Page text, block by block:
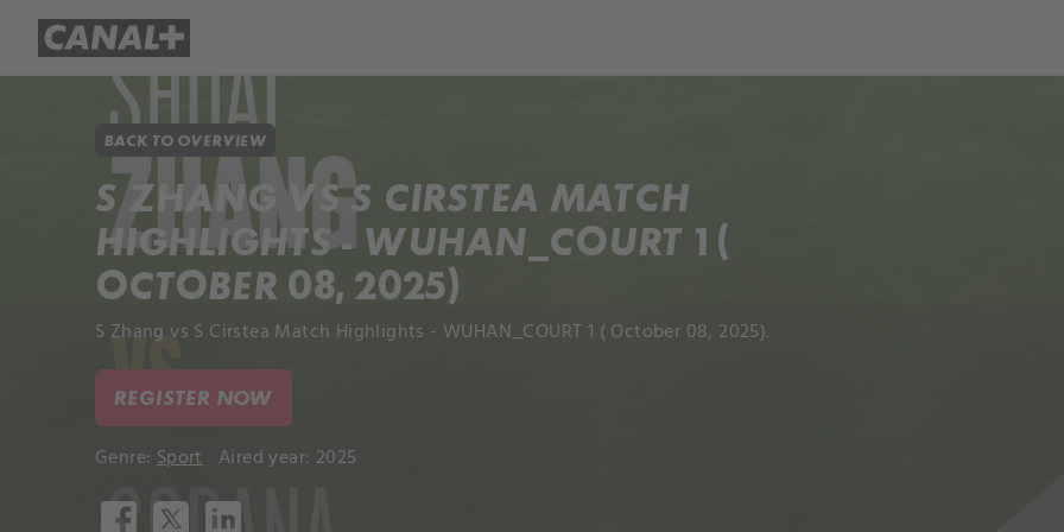
BACK TO OVERVIEW
S ZHANG VS S CIRSTEA MATCH
HIGHLIGHTS - WUHAN_COURT 1 (
OCTOBER 08, 2025)
S Zhang vs S Cirstea Match Highlights - WUHAN_COURT 1 ( October 08, 2025).
REGISTER NOW
Genre: Sport Aired year: 2025